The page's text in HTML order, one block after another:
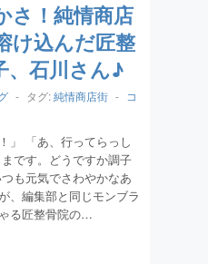
さ！純情商店
け込んだ匠整
、石川さん♪
- タグ:純情商店街 - コ
」 「あ、行ってらっし
です。どうですか調子
も元気でさわやかなあ
、編集部と同じモンブラ
る匠整骨院の…